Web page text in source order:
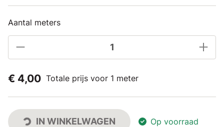
Aantal meters
€ 4,00 Totale prijs voor 1 meter
IN WINKELWAGEN Op voorraad